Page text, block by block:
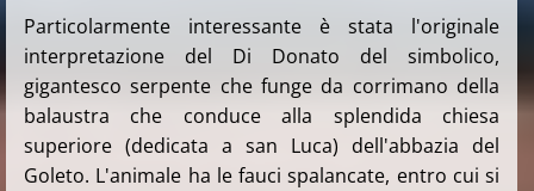
Particolarmente interessante è stata l'originale
interpretazione del Di Donato del simbolico,
gigantesco serpente che funge da corrimano della
balaustra che conduce alla splendida chiesa
superiore (dedicata a san Luca) dell'abbazia del
Goleto. L'animale ha le fauci spalancate, entro cui si